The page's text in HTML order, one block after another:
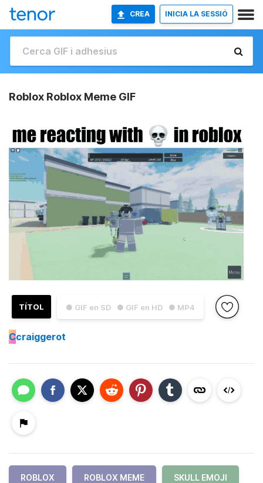
CREA INICIA LA SESSIÓ
Roblox Roblox Meme GIF
● GIF en SD ● GIF en HD ● MP4
TÍTOL
Ccraiggerot
ROBLOX ROBLOX MEME SKULL EMOJI